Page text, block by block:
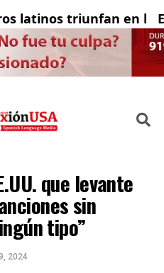
latinos triunfan en laEl
que levante
sin
tipo”
2024